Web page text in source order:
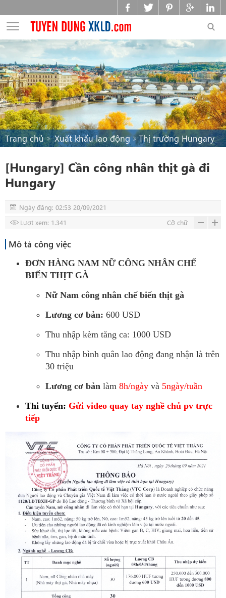
Trang chủ Xuất khẩu lao động Thị trường Hungary
[Hungary] Cần công nhân thịt gà đi
Hungary
Ngày đăng: 02:53 20/09/2021
Lượt xem: 1.341
Cỡ chữ
Mô tả công việc
ĐƠN HÀNG NAM NỮ CÔNG NHÂN CHẾ
BIẾN THỊT GÀ
Nữ Nam công nhân chế biến thịt gà
Lương cơ bản: 600 USD
Thu nhập kèm tăng ca: 1000 USD
Thu nhập bình quân lao động đang nhận là trên
30 triệu
Lương cơ bản làm 8h/ngày và 5ngày/tuần
Thi tuyển: Gửi video quay tay nghề chủ pv trực
tiếp